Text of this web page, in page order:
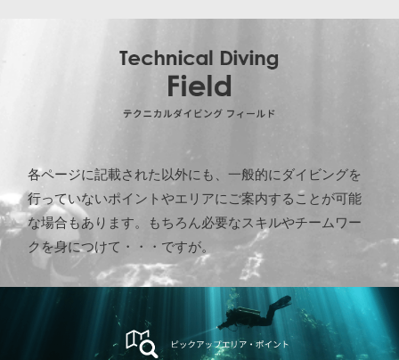
各ページに記載された以外にも、一般的にダイビングを
行っていないポイントやエリアにご案内することが可能
な場合もあります。もちろん必要なスキルやチームワー
クを身につけて・・・ですが。